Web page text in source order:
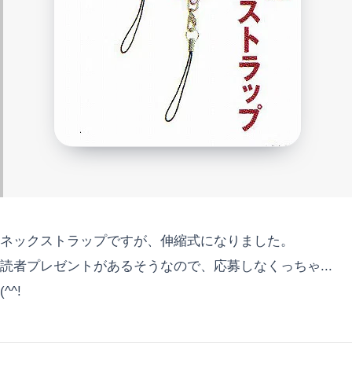
ネックストラップですが、伸縮式になりました。
読者プレゼントがあるそうなので、応募しなくっちゃ...
(^^!